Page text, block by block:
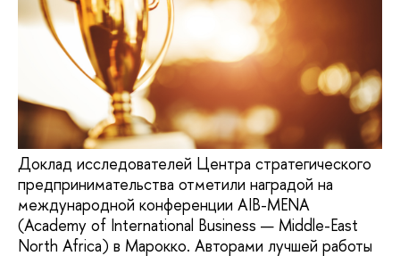
Доклад исследователей Центра стратегического
предпринимательства отметили наградой на
международной конференции AIB-MENA
(Academy of International Business — Middle-East
North Africa) в Марокко. Авторами лучшей работы